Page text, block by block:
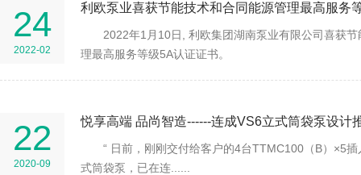
24
2022-02
利欧泵业喜获节能技术和合同能源管理最高服务
2022年1月10日, 利欧集团湖南泵业有限公司喜获
理最高服务等级5A认证证书。
22
2020-09
悦享高端 品尚智造------连成VS6立式筒袋泵设计
“ 日前，刚刚交付给客户的4台TTMC100（B）×5
式筒袋泵，已在连......